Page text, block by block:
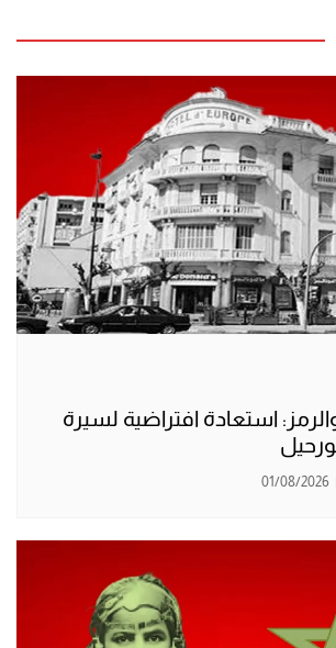
استعادة افتراضية لسيرة
01/08/2026